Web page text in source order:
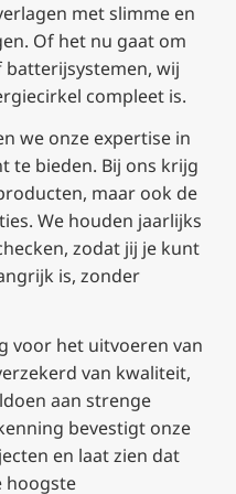
met slimme en
Of het nu gaat om
batterijsystemen, wij
compleet is.
we onze expertise in
te bieden. Bij ons krijg
maar ook de
We houden jaarlijks
zodat jij je kunt
is, zonder
voor het uitvoeren van
van kwaliteit,
aan strenge
bevestigt onze
en laat zien dat
hoogste